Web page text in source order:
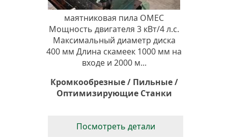
маятниковая пила OMEC
Мощность двигателя 3 кВт/4 л.с.
Максимальный диаметр диска
400 мм Длина скамеек 1000 мм на
входе и 2000 м...
Кромкообрезные / Пильные /
Оптимизирующие Станки
Посмотреть детали